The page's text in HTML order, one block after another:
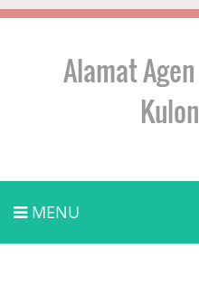
Alamat
MENU